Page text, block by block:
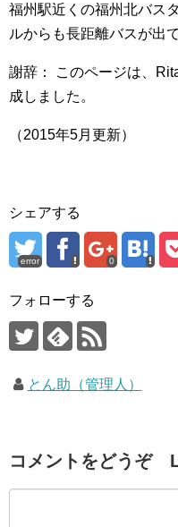
福州駅近くの福州北バス
ルからも長距離バスが出
謝辞： このページは、
成しました。
（2015年5月更新）
シェアする
error 0
フォローする
とん助（管理人）
コメントをどうぞ